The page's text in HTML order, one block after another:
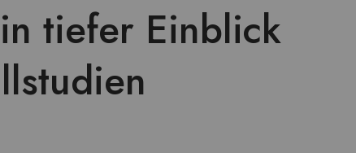
tiefer Einblick